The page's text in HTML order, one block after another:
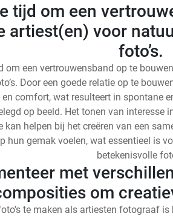
tijd om een
artiest(en) voor
foto’s.
om een vertrouwensband op te
Door een goede relatie op te
comfort, wat resulteert in spontane
op beeld. Het tonen van interesse
kan helpen bij het creëren van een
hun gemak voelen, wat essentieel is
betekenisvolle
met
om
te maken als artiesten fotograaf